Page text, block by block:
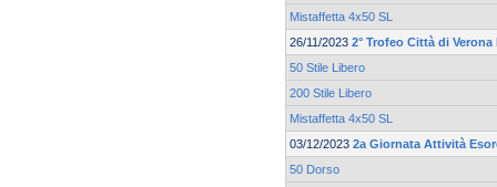
Mistaffetta 4x50 SL
26/11/2023 2° Trofeo Città di
50 Stile Libero
200 Stile Libero
Mistaffetta 4x50 SL
03/12/2023 2a Giornata Attività
50 Dorso